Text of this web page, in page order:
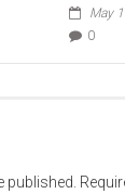
May
0
published.